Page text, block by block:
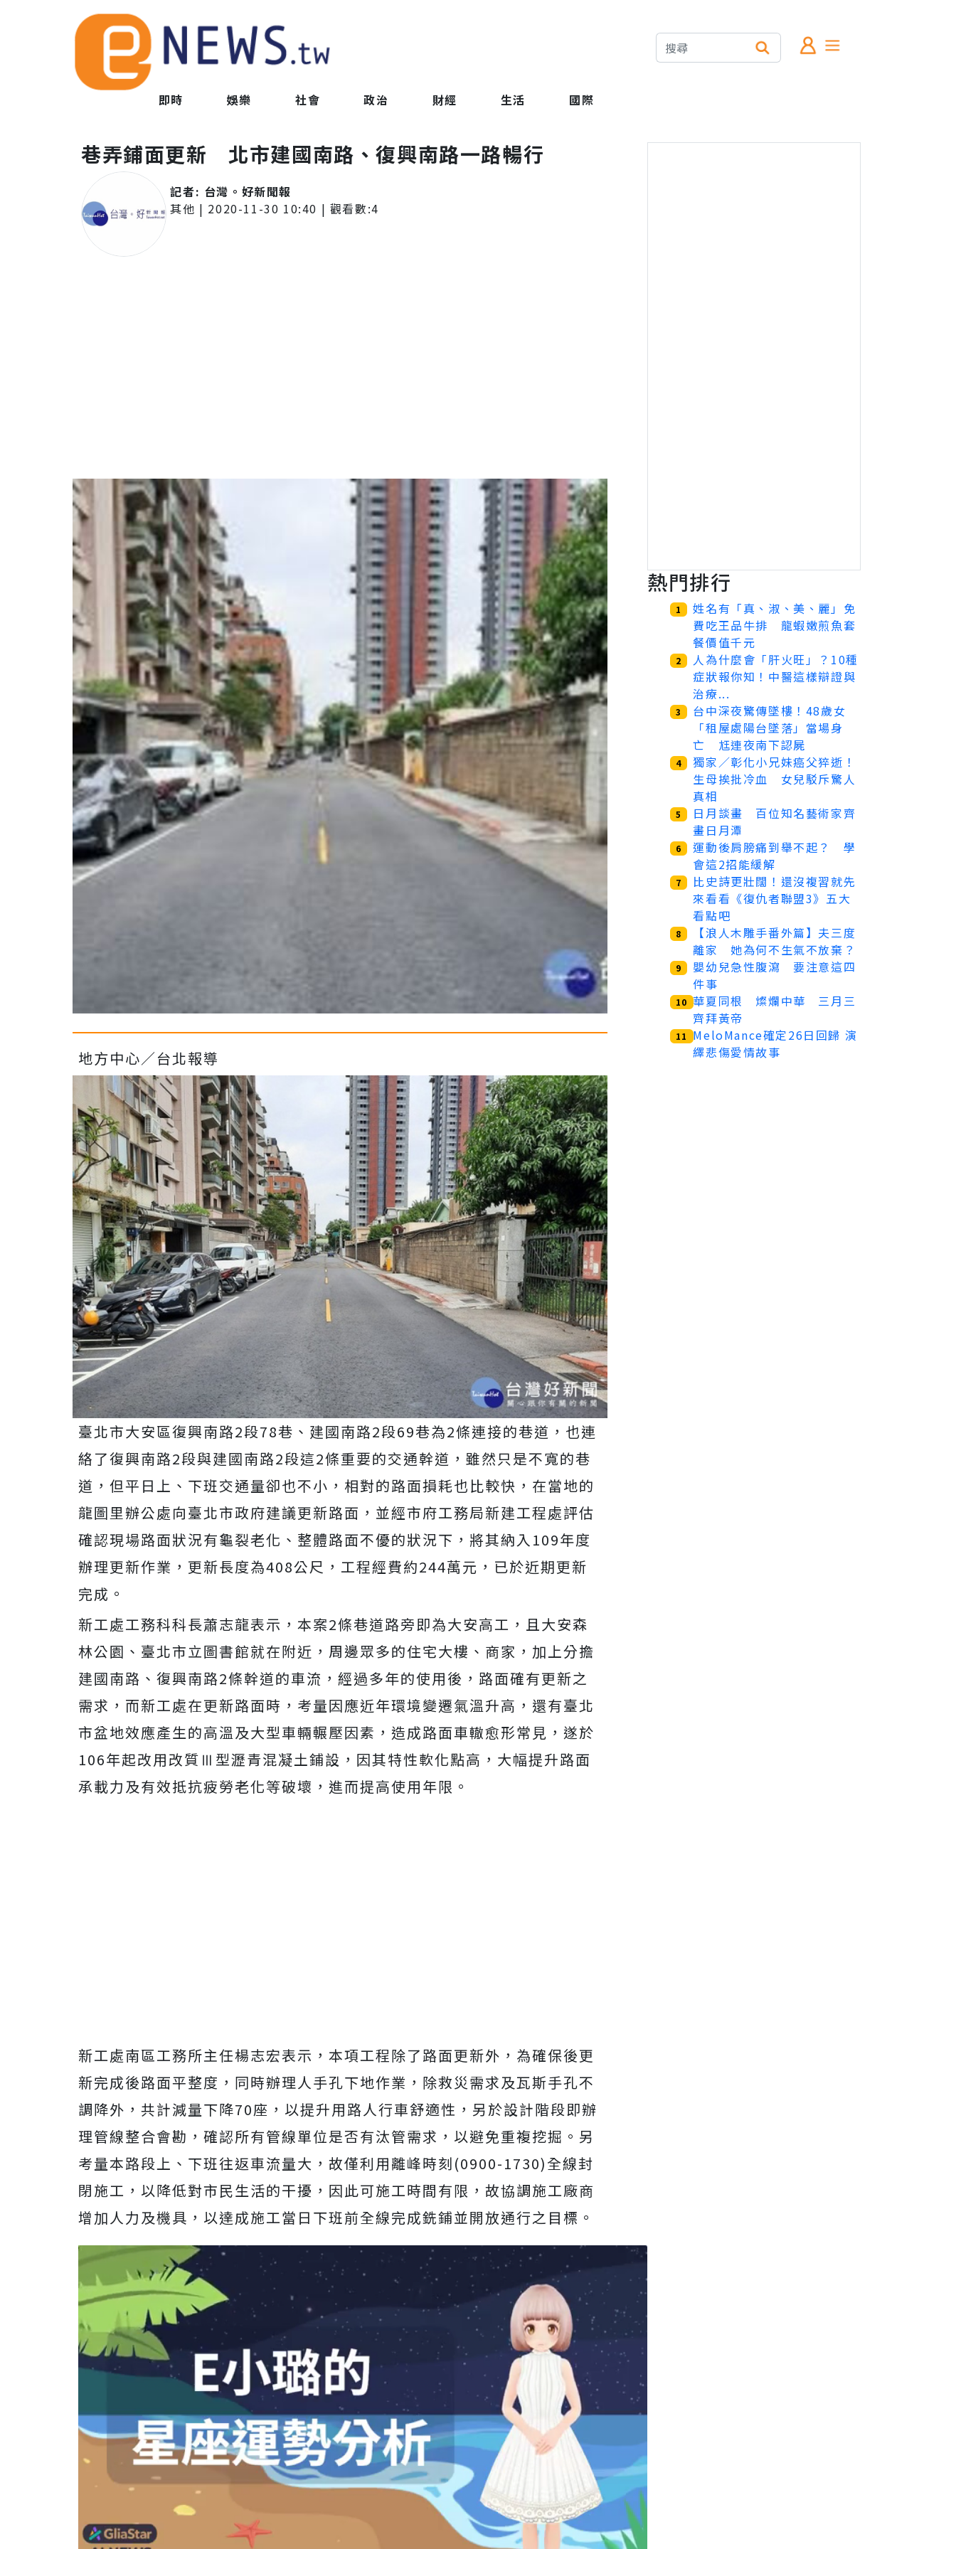
即時 娛樂 社會 政治 財經 生活 國際
巷弄鋪面更新 北市建國南路、復興南路一路暢行
記者: 台灣。好新聞報
其他 | 2020-11-30 10:40 | 觀看數:4
地方中心／台北報導
臺北市大安區復興南路2段78巷、建國南路2段69巷為2條連接的巷道，也連
絡了復興南路2段與建國南路2段這2條重要的交通幹道，雖然只是不寬的巷
道，但平日上、下班交通量卻也不小，相對的路面損耗也比較快，在當地的
龍圖里辦公處向臺北市政府建議更新路面，並經市府工務局新建工程處評估
確認現場路面狀況有龜裂老化、整體路面不優的狀況下，將其納入109年度
辦理更新作業，更新長度為408公尺，工程經費約244萬元，已於近期更新
完成。
新工處工務科科長蕭志龍表示，本案2條巷道路旁即為大安高工，且大安森
林公園、臺北市立圖書館就在附近，周邊眾多的住宅大樓、商家，加上分擔
建國南路、復興南路2條幹道的車流，經過多年的使用後，路面確有更新之
需求，而新工處在更新路面時，考量因應近年環境變遷氣溫升高，還有臺北
市盆地效應產生的高溫及大型車輛輾壓因素，造成路面車轍愈形常見，遂於
106年起改用改質Ⅲ型瀝青混凝土鋪設，因其特性軟化點高，大幅提升路面
承載力及有效抵抗疲勞老化等破壞，進而提高使用年限。
新工處南區工務所主任楊志宏表示，本項工程除了路面更新外，為確保後更
新完成後路面平整度，同時辦理人手孔下地作業，除救災需求及瓦斯手孔不
調降外，共計減量下降70座，以提升用路人行車舒適性，另於設計階段即辦
理管線整合會勘，確認所有管線單位是否有汰管需求，以避免重複挖掘。另
考量本路段上、下班往返車流量大，故僅利用離峰時刻(0900-1730)全線封
閉施工，以降低對市民生活的干擾，因此可施工時間有限，故協調施工廠商
增加人力及機具，以達成施工當日下班前全線完成銑鋪並開放通行之目標。
熱門排行
1
姓名有「真、淑、美、麗」免
費吃王品牛排 龍蝦嫩煎魚套
餐價值千元
2
人為什麼會「肝火旺」？10種
症狀報你知！中醫這樣辯證與
治療...
3
台中深夜驚傳墜樓！48歲女
「租屋處陽台墜落」當場身
亡 尪連夜南下認屍
4
獨家／彰化小兄妹癌父猝逝！
生母挨批冷血 女兒駁斥驚人
真相
5
日月談畫 百位知名藝術家齊
畫日月潭
6
運動後肩膀痛到舉不起？ 學
會這2招能緩解
7
比史詩更壯闊！還沒複習就先
來看看《復仇者聯盟3》五大
看點吧
8
【浪人木雕手番外篇】夫三度
離家 她為何不生氣不放棄？
9
嬰幼兒急性腹瀉 要注意這四
件事
10 華夏同根 燦爛中華 三月三
齊拜黃帝
11
MeloMance確定26日回歸 演
繹悲傷愛情故事